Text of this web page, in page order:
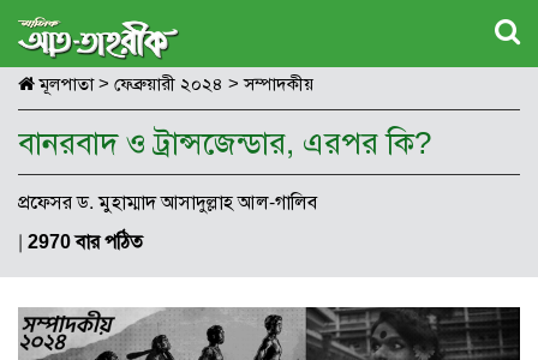
মূলপাতা> ফেব্রুয়ারী ২০২৪ > সম্পাদকীয়
বানরবাদ ও ট্রান্সজেন্ডার, এরপর কি?
প্রফেসর ড. মুহাম্মাদ আসাদুল্লাহ আল-গালিব
| 2970 বার পঠিত